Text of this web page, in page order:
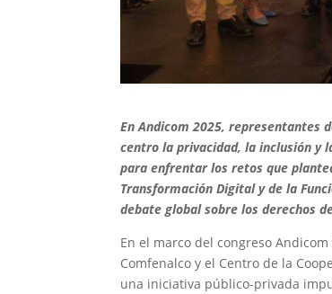
En Andicom 2025, representantes
centro la privacidad, la inclusión y
para enfrentar los retos que
Transformación Digital y de la
debate global sobre los derechos
En el marco del congreso
Comfenalco y el Centro de la
una iniciativa público-privada